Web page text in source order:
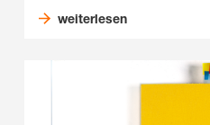
weiterlesen